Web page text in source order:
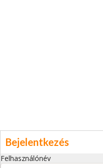
Bejelentkezés
Felhasználónév